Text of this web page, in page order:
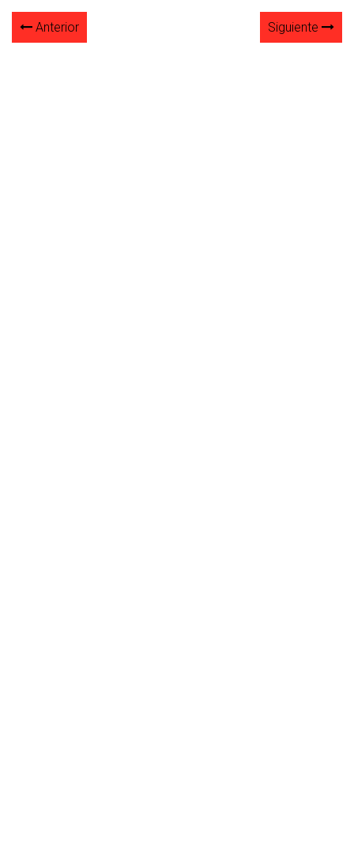
Anterior Siguiente